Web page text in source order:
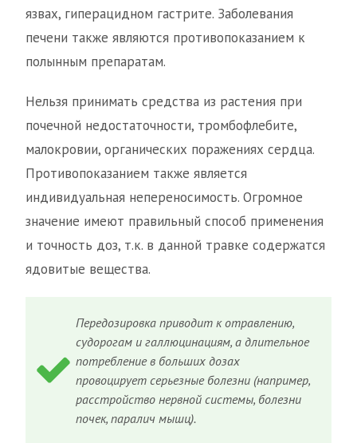
язвах, гиперацидном гастрите. Заболевания
печени также являются противопоказанием к
полынным препаратам.
Нельзя принимать средства из растения при
почечной недостаточности, тромбофлебите,
малокровии, органических поражениях сердца.
Противопоказанием также является
индивидуальная непереносимость. Огромное
значение имеют правильный способ применения
и точность доз, т.к. в данной травке содержатся
ядовитые вещества.
Передозировка приводит к отравлению,
судорогам и галлюцинациям, а длительное
потребление в больших дозах
провоцирует серьезные болезни (например,
расстройство нервной системы, болезни
почек, паралич мышц).